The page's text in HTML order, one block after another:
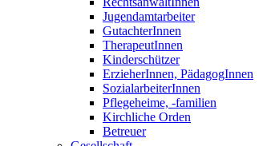
Jugendamtarbeiter
GutachterInnen
TherapeutInnen
Kinderschützer
ErzieherInnen, PädagogInnen
SozialarbeiterInnen
Pflegeheime, -familien
Kirchliche Orden
Betreuer